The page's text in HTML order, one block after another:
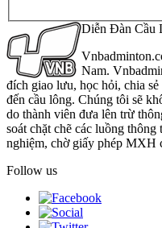
Diễn Đàn Cầu
Nam.
đích giao lưu, học hỏi, chia
đến cầu lông. Chúng tôi sẽ
do thành viên đưa lên trừ
soát chặt chẽ các luồng
nghiệm, chờ giấy phép MXH
Follow us